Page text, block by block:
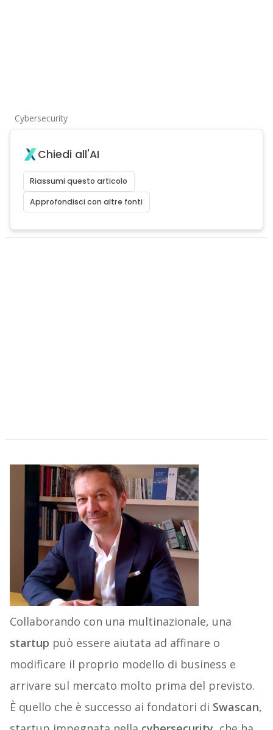
Cybersecurity
Chiedi all'AI
Riassumi questo articolo
Approfondisci con altre fonti
Collaborando con una multinazionale, una
startup può essere aiutata ad affinare o
modificare il proprio modello di business e
arrivare sul mercato molto prima del previsto.
È quello che è successo ai fondatori di Swascan,